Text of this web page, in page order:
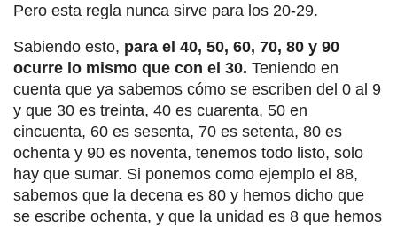
Pero esta regla nunca sirve para los 20-29.
Sabiendo esto, para el 40, 50, 60, 70, 80 y 90
ocurre lo mismo que con el 30. Teniendo en
cuenta que ya sabemos cómo se escriben del 0 al 9
y que 30 es treinta, 40 es cuarenta, 50 en
cincuenta, 60 es sesenta, 70 es setenta, 80 es
ochenta y 90 es noventa, tenemos todo listo, solo
hay que sumar. Si ponemos como ejemplo el 88,
sabemos que la decena es 80 y hemos dicho que
se escribe ochenta, y que la unidad es 8 que hemos